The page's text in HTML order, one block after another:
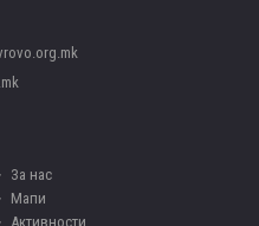
За нас
Мапи
Активности